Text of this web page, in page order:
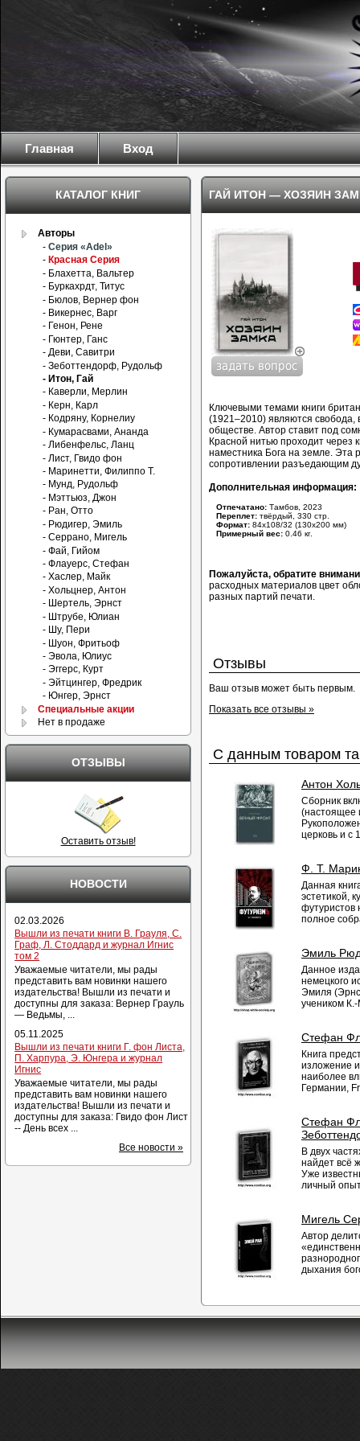
Главная Вход
ГАЙ ИТОН—ХОЗЯИН
Ключевыми темами книги
(1921–2010) являются свобода,
обществе. Автор ставит под
Красной нитью проходит через
наместника Бога на земле. Эта
сопротивлении разъедающим
Дополнительная информация:
Отпечатано: Тамбов, 2023
Переплет: твёрдый, 330 стр.
Формат: 84x108/32 (130x200 мм)
Примерный вес: 0.46 кг.
Пожалуйста, обратите
расходных материалов цвет
разных партий печати.
Отзывы
Ваш отзыв может быть первым.
Показать все отзывы »
С данным товаром
Антон
Сборник
(настоящее
церковь и с
Ф. Т.
Данная
эстетикой,
футуристов
полное
Эмиль
Данное
немецкого
Эмиля
учеником
Стефан
Книга
изложение
наиболее
Германии,
Стефан
В двух
найдет всё
Уже
личный
Мигель
Автор
дыхания
КАТАЛОГ КНИГ
Авторы
-Серия «Adel»
- Красная Серия
- Блахетта, Вальтер
- Буркахрдт, Титус
- Бюлов, Вернер фон
- Викернес, Варг
- Генон, Рене
- Гюнтер, Ганс
- Деви, Савитри
- Зеботтендорф, Рудольф
- Итон, Гай
- Каверли, Мерлин
- Керн, Карл
- Кодряну, Корнелиу
- Кумарасвами, Ананда
- Либенфельс, Ланц
- Лист, Гвидо фон
- Маринетти, Филиппо Т.
- Мунд, Рудольф
- Мэттьюз, Джон
- Ран, Отто
- Рюдигер, Эмиль
- Серрано, Мигель
- Фай, Гийом
- Флауерс, Стефан
- Хаслер, Майк
- Хольцнер, Антон
- Шертель, Эрнст
- Штрубе, Юлиан
- Шу, Пери
- Шуон, Фритьоф
- Эвола, Юлиус
- Эггерс, Курт
- Эйтцингер, Фредрик
- Юнгер, Эрнст
Специальные акции
Нет в продаже
ОТЗЫВЫ
Оставить отзыв!
НОВОСТИ
02.03.2026
Вышли из печати книги В. Грауля, С.
Граф, Л. Стоддард и журнал Игнис
том 2
Уважаемые читатели, мы рады
представить вам новинки нашего
издательства! Вышли из печати и
доступны для заказа: Вернер Грауль
— Ведьмы, ...
05.11.2025
Вышли из печати книги Г. фон Листа,
П. Харпура, Э. Юнгера и журнал
Игнис
Уважаемые читатели, мы рады
представить вам новинки нашего
издательства! Вышли из печати и
доступны для заказа: Гвидо фон Лист
-- День всех ...
Все новости »